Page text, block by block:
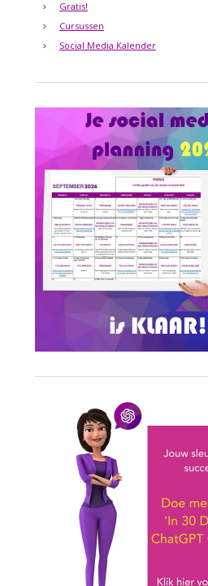
Gratis!
Cursussen
Social Media Kalender